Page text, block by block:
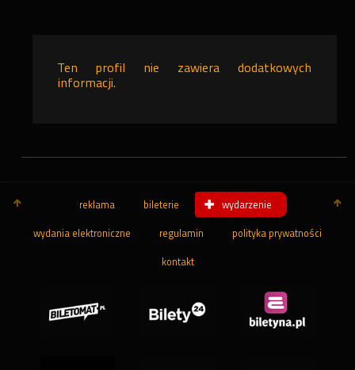
Ten profil nie zawiera dodatkowych
informacji.
reklama bileterie wydarzenie
wydania elektroniczne regulamin polityka prywatności
kontakt